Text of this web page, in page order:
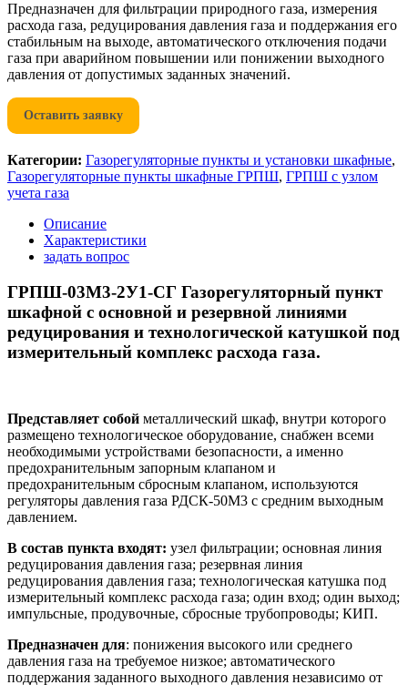
Предназначен для фильтрации природного газа, измерения
расхода газа, редуцирования давления газа и поддержания его
стабильным на выходе, автоматического отключения подачи
газа при аварийном повышении или понижении выходного
давления от допустимых заданных значений.
Оставить заявку
Категории: Газорегуляторные пункты и установки шкафные,
Газорегуляторные пункты шкафные ГРПШ, ГРПШ с узлом
учета газа
Описание
Характеристики
задать вопрос
ГРПШ-03М3-2У1-СГ Газорегуляторный пункт
шкафной с основной и резервной линиями
редуцирования и технологической катушкой под
измерительный комплекс расхода газа.
Представляет собой металлический шкаф, внутри которого
размещено технологическое оборудование, снабжен всеми
необходимыми устройствами безопасности, а именно
предохранительным запорным клапаном и
предохранительным сбросным клапаном, используются
регуляторы давления газа РДСК-50М3 с средним выходным
давлением.
В состав пункта входят: узел фильтрации; основная линия
редуцирования давления газа; резервная линия
редуцирования давления газа; технологическая катушка под
измерительный комплекс расхода газа; один вход; один выход;
импульсные, продувочные, сбросные трубопроводы; КИП.
Предназначен для: понижения высокого или среднего
давления газа на требуемое низкое; автоматического
поддержания заданного выходного давления независимо от